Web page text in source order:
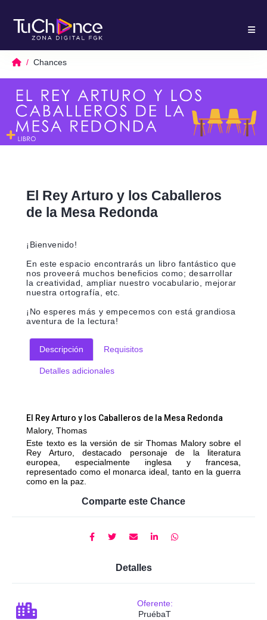
Chances
El Rey Arturo y los Caballeros
de la Mesa Redonda
¡Bienvenido!
En este espacio encontrarás un libro fantástico que
nos proveerá muchos beneficios como; desarrollar
la creatividad, ampliar nuestro vocabulario, mejorar
nuestra ortografía, etc.
¡No esperes más y empecemos con está grandiosa
aventura de la lectura!
Descripción Requisitos
Detalles adicionales
El Rey Arturo y los Caballeros de la Mesa Redonda
Malory, Thomas
Este texto es la versión de sir Thomas Malory sobre el
Rey Arturo, destacado personaje de la literatura
europea, especialmente inglesa y francesa,
representado como el monarca ideal, tanto en la guerra
como en la paz.
Comparte este Chance
Detalles
Oferente:
PruébaT